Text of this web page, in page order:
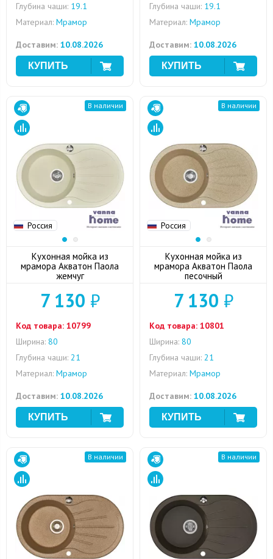
Глубина чаши: 19.1
Материал: Мрамор
Доставим: 10.08.2026
Глубина чаши: 19.1
Материал: Мрамор
Доставим: 10.08.2026
Россия
В наличии
Кухонная мойка из
мрамора Акватон Паола
жемчуг
7 130 ₽
Код товара: 10799
Ширина: 80
Глубина чаши: 21
Материал: Мрамор
Доставим: 10.08.2026
Россия
В наличии
Кухонная мойка из
мрамора Акватон Паола
песочный
7 130 ₽
Код товара: 10801
Ширина: 80
Глубина чаши: 21
Материал: Мрамор
Доставим: 10.08.2026
В наличии В наличии